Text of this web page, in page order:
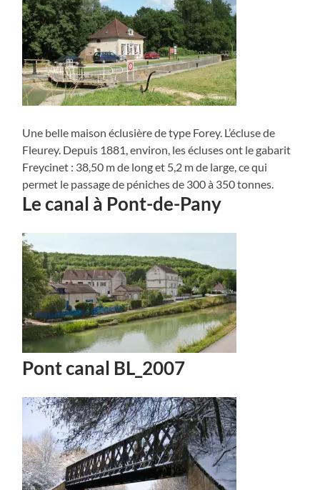
Une belle maison éclusière de type Forey. L’écluse de
Fleurey. Depuis 1881, environ, les écluses ont le gabarit
Freycinet : 38,50 m de long et 5,2 m de large, ce qui
permet le passage de péniches de 300 à 350 tonnes.
Le canal à Pont-de-Pany
Pont canal BL_2007